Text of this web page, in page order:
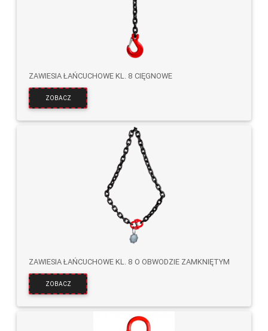
ZAWIESIA ŁAŃCUCHOWE KL. 8 CIĘGNOWE
ZOBACZ
ZAWIESIA ŁAŃCUCHOWE KL. 8 O OBWODZIE ZAMKNIĘTYM
ZOBACZ